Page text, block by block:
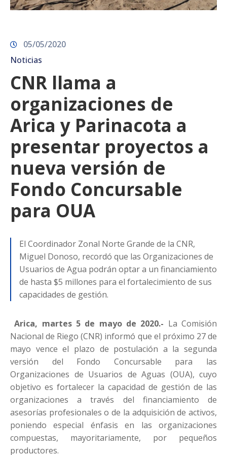
05/05/2020
Noticias
CNR llama a
organizaciones de
Arica y Parinacota a
presentar proyectos a
nueva versión de
Fondo Concursable
para OUA
El Coordinador Zonal Norte Grande de la CNR,
Miguel Donoso, recordó que las Organizaciones de
Usuarios de Agua podrán optar a un financiamiento
de hasta $5 millones para el fortalecimiento de sus
capacidades de gestión.
Arica, martes 5 de mayo de 2020.- La Comisión
Nacional de Riego (CNR) informó que el próximo 27 de
mayo vence el plazo de postulación a la segunda
versión del Fondo Concursable para las
Organizaciones de Usuarios de Aguas (OUA), cuyo
objetivo es fortalecer la capacidad de gestión de las
organizaciones a través del financiamiento de
asesorías profesionales o de la adquisición de activos,
poniendo especial énfasis en las organizaciones
compuestas, mayoritariamente, por pequeños
productores.